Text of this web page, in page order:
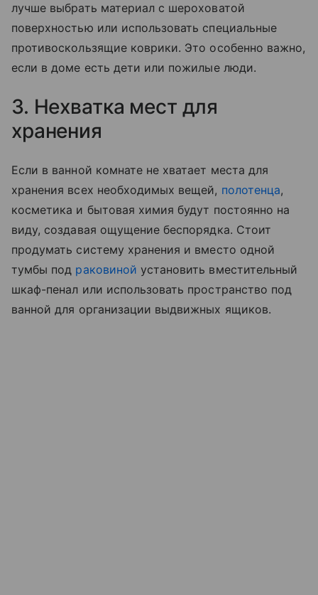
лучше выбрать материал с шероховатой
поверхностью или использовать специальные
противоскользящие коврики. Это особенно важно,
если в доме есть дети или пожилые люди.
3. Нехватка мест для
хранения
Если в ванной комнате не хватает места для
хранения всех необходимых вещей, полотенца,
косметика и бытовая химия будут постоянно на
виду, создавая ощущение беспорядка. Стоит
продумать систему хранения и вместо одной
тумбы под раковиной установить вместительный
шкаф-пенал или использовать пространство под
ванной для организации выдвижных ящиков.